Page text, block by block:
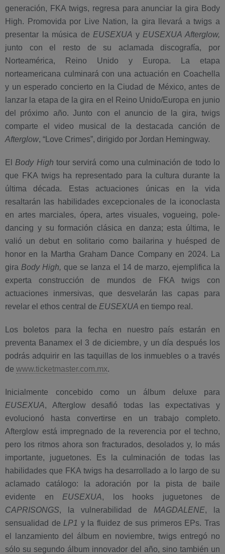
generación, FKA twigs, regresa para anunciar la gira Body
High. Promovida por Live Nation, la gira llevará a twigs a
presentar la música de EUSEXUA y EUSEXUA Afterglow,
junto con el resto de su aclamada discografía, por
Norteamérica, Reino Unido y Europa. La etapa
norteamericana culminará con una actuación en Coachella
y un esperado concierto en la Ciudad de México, antes de
lanzar la etapa de la gira en el Reino Unido/Europa en junio
del próximo año. Junto con el anuncio de la gira, twigs
comparte el video musical de la destacada canción de
Afterglow, “Love Crimes”, dirigido por Jordan Hemingway.
El Body High tour servirá como una culminación de todo lo
que FKA twigs ha representado para la cultura durante la
última década. Estas actuaciones únicas en la vida
resaltarán las habilidades excepcionales de la iconoclasta
en artes marciales, ópera, artes visuales, vogueing, pole-
dancing y su formación clásica en danza; esta última, le
valió un debut en solitario como bailarina y huésped de
honor en la Martha Graham Dance Company en 2024. La
gira Body High,que se lanza el 14 de marzo, ejemplifica la
experta construcción de mundos de FKA twigs con
actuaciones inmersivas, que desvelarán las capas para
revelar el ethos central de EUSEXUA en tiempo real.
Los boletos para la fecha en nuestro país estarán en
preventa Banamex el 3 de diciembre, y un día después los
podrás adquirir en las taquillas de los inmuebles o a través
de www.ticketmaster.com.mx.
Inicialmente concebido como un álbum deluxe para
EUSEXUA, Afterglow desafió todas las expectativas y
evolucionó hasta convertirse en un trabajo completo.
Afterglow está impregnado de la reverencia por el techno,
pero los ritmos ahora son fracturados, desolados y, lo más
importante, juguetones. Es la culminación de todas las
habilidades que FKA twigs ha desarrollado a lo largo de su
aclamado catálogo: la adoración por la pista de baile
evidente en EUSEXUA, los hooks juguetones de
CAPRISONGS, la vulnerabilidad de MAGDALENE, la
sensualidad de LP1 y la fluidez de sus primeros EPs. Tras
el lanzamiento del álbum en noviembre, twigs entregó no
sólo su segundo álbum innovador del año, sino también un